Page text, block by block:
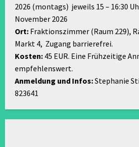
2026 (montags) jeweils 15 – 16:30
November 2026
Ort: Fraktionszimmer (Raum 229),
Markt 4, Zugang barrierefrei.
Kosten: 45 EUR. Eine Frühzeitige
empfehlenswert.
Anmeldung und Infos:Stephanie
823641